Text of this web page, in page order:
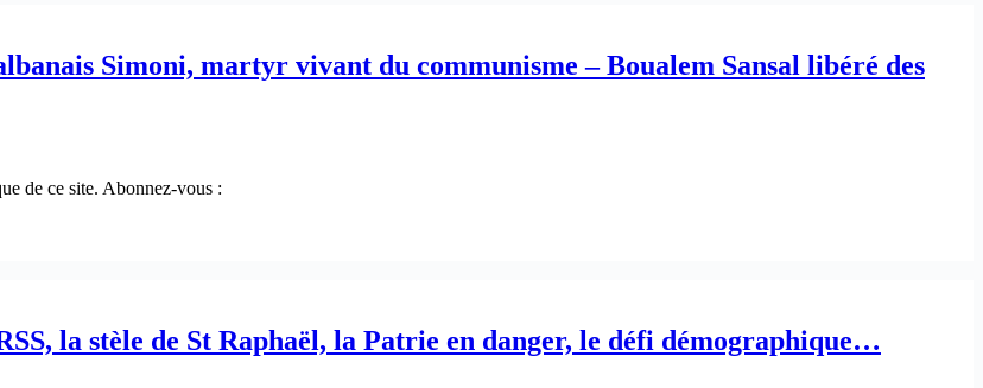
Simoni, martyr vivant du communisme – Boualem Sansal libéré des
de ce site. Abonnez-vous :
la stèle de St Raphaël, la Patrie en danger, le défi démographique…